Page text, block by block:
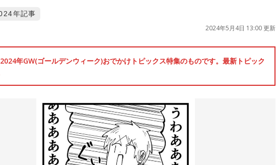
年記事
2024年5月4日 13:00 更新
年GW(ゴールデンウィーク)おでかけトピックス特集のものです。最新トピック